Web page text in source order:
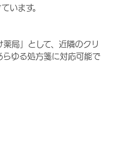
います。
局」として、近隣のクリ
らゆる処方箋に対応可能で